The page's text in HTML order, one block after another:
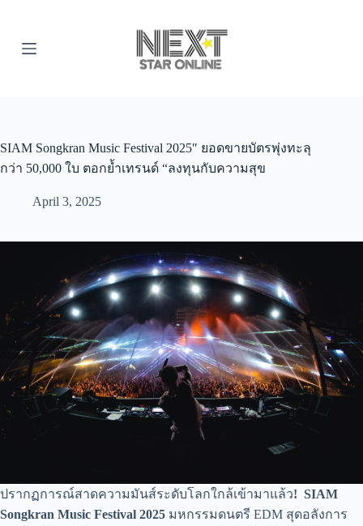
p
t
n
SIAM Songkran Music Festival 2025″ ยอดขายบัตรพุ่งทะลุ
กว่า 50,000 ใบ ตอกย้ำเทรนด์ “ลงทุนกับความสุข
April 3, 2025
ปรากฏการณ์สาดความมันส์ระดับโลกใกล้เข้ามาแล้ว! SIAM
Songkran Music Festival 2025 มหกรรมดนตรี EDM สุดอลังการ